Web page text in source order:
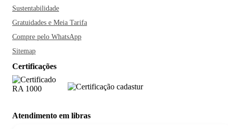
Sustentabilidade
Gratuidades e Meia Tarifa
Compre pelo WhatsApp
Sitemap
Certificações
Atendimento em libras